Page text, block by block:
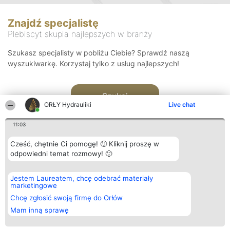
ORŁY Hydrauliki Live chat
11:03
Cześć, chętnie Ci pomogę! 🙂 Kliknij proszę w
odpowiedni temat rozmowy! 🙂
Jestem Laureatem, chcę odebrać materiały
marketingowe
Chcę zgłosić swoją firmę do Orłów
Mam inną sprawę
Znajdź specjalistę
Plebiscyt skupia najlepszych w branży
Szukasz specjalisty w pobliżu Ciebie? Sprawdź naszą
wyszukiwarkę. Korzystaj tylko z usług najlepszych!
Szukaj
Organizator plebiscytu
Bright Side Solutions sp. z o.
o. sp. k.
ul. Ruska 22
Wrocław 50-079
KRS 0000749100 | Regon
381313360 | NIP 8943132676
Plebiscyt
Laureaci
wszystkich
Laureatów
Regulamin
Kontakt
Kontakt